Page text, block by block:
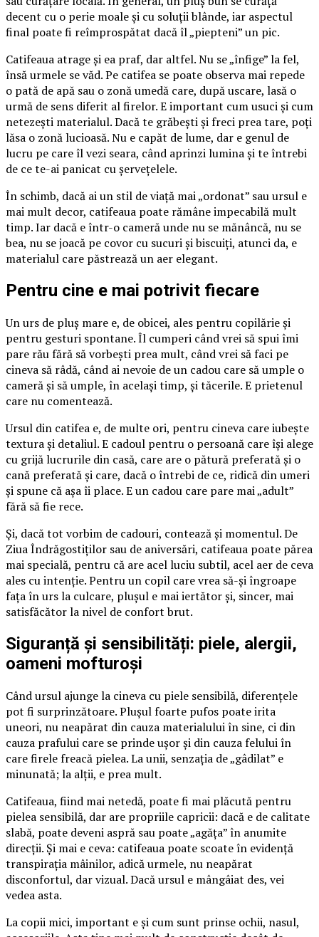
decent cu o perie moale și cu soluții blânde, iar aspectul
final poate fi reîmprospătat dacă îl „piepteni” un pic.
Catifeaua atrage și ea praf, dar altfel. Nu se „înfige” la fel,
însă urmele se văd. Pe catifea se poate observa mai repede
o pată de apă sau o zonă umedă care, după uscare, lasă o
urmă de sens diferit al firelor. E important cum usuci și cum
netezești materialul. Dacă te grăbești și freci prea tare, poți
lăsa o zonă lucioasă. Nu e capăt de lume, dar e genul de
lucru pe care îl vezi seara, când aprinzi lumina și te întrebi
de ce te-ai panicat cu șervețelele.
În schimb, dacă ai un stil de viață mai „ordonat” sau ursul e
mai mult decor, catifeaua poate rămâne impecabilă mult
timp. Iar dacă e într-o cameră unde nu se mănâncă, nu se
bea, nu se joacă pe covor cu sucuri și biscuiți, atunci da, e
materialul care păstrează un aer elegant.
Pentru cine e mai potrivit fiecare
Un urs de pluș mare e, de obicei, ales pentru copilărie și
pentru gesturi spontane. Îl cumperi când vrei să spui îmi
pare rău fără să vorbești prea mult, când vrei să faci pe
cineva să râdă, când ai nevoie de un cadou care să umple o
cameră și să umple, în același timp, și tăcerile. E prietenul
care nu comentează.
Ursul din catifea e, de multe ori, pentru cineva care iubește
textura și detaliul. E cadoul pentru o persoană care își alege
cu grijă lucrurile din casă, care are o pătură preferată și o
cană preferată și care, dacă o întrebi de ce, ridică din umeri
și spune că așa îi place. E un cadou care pare mai „adult”
fără să fie rece.
Și, dacă tot vorbim de cadouri, contează și momentul. De
Ziua Îndrăgostiților sau de aniversări, catifeaua poate părea
mai specială, pentru că are acel luciu subtil, acel aer de ceva
ales cu intenție. Pentru un copil care vrea să-și îngroape
fața în urs la culcare, plușul e mai iertător și, sincer, mai
satisfăcător la nivel de confort brut.
Siguranță și sensibilități: piele, alergii,
oameni mofturoși
Când ursul ajunge la cineva cu piele sensibilă, diferențele
pot fi surprinzătoare. Plușul foarte pufos poate irita
uneori, nu neapărat din cauza materialului în sine, ci din
cauza prafului care se prinde ușor și din cauza felului în
care firele freacă pielea. La unii, senzația de „gâdilat” e
minunată; la alții, e prea mult.
Catifeaua, fiind mai netedă, poate fi mai plăcută pentru
pielea sensibilă, dar are propriile capricii: dacă e de calitate
slabă, poate deveni aspră sau poate „agăța” în anumite
direcții. Și mai e ceva: catifeaua poate scoate în evidență
transpirația mâinilor, adică urmele, nu neapărat
disconfortul, dar vizual. Dacă ursul e mângâiat des, vei
vedea asta.
La copii mici, important e și cum sunt prinse ochii, nasul,